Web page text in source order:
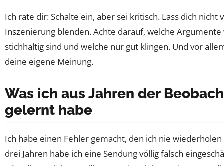
Ich rate dir: Schalte ein, aber sei kritisch. Lass dich nicht
Inszenierung blenden. Achte darauf, welche
stichhaltig sind und welche nur gut klingen. Und vor
deine eigene Meinung.
Was ich aus Jahren der
gelernt habe
Ich habe einen Fehler gemacht, den ich nie
drei Jahren habe ich eine Sendung völlig falsch